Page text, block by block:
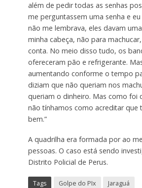
além de pedir todas as senhas
me perguntassem uma senha e
não me lembrava, eles davam
minha cabeça, não para
conta. No meio disso tudo, os
ofereceram pão e refrigerante.
aumentando conforme o tempo
diziam que não queriam nos
queriam o dinheiro. Mas como foi
não tínhamos como acreditar que
bem.”
A quadrilha era formada por ao
pessoas. O caso está sendo
Distrito Policial de Perus.
Tags Golpe do PIx Jaraguá